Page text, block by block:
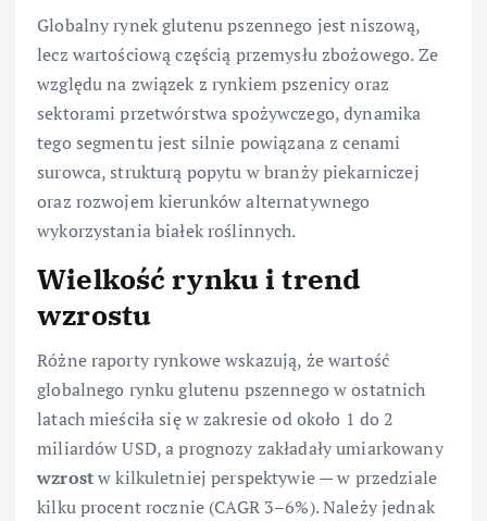
Globalny rynek glutenu pszennego jest niszową,
lecz wartościową częścią przemysłu zbożowego. Ze
względu na związek z rynkiem pszenicy oraz
sektorami przetwórstwa spożywczego, dynamika
tego segmentu jest silnie powiązana z cenami
surowca, strukturą popytu w branży piekarniczej
oraz rozwojem kierunków alternatywnego
wykorzystania białek roślinnych.
Wielkość rynku i trend
wzrostu
Różne raporty rynkowe wskazują, że wartość
globalnego rynku glutenu pszennego w ostatnich
latach mieściła się w zakresie od około 1 do 2
miliardów USD, a prognozy zakładały umiarkowany
wzrostw kilkuletniej perspektywie — w przedziale
kilku procent rocznie (CAGR 3–6%). Należy jednak